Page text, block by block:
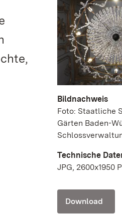
Bildnachweis
Foto: Staatliche
Gärten Baden-
Technische
JPG, 2600x1950
Download